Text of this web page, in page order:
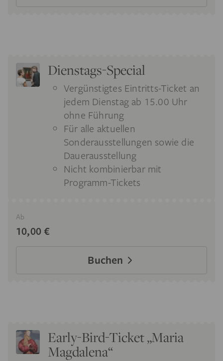
Dienstags-Special
Vergünstigtes Eintritts-Ticket an
jedem Dienstag ab 15.00 Uhr
ohne Führung
Für alle aktuellen
Sonderausstellungen sowie die
Dauerausstellung
Nicht kombinierbar mit
Programm-Tickets
Ab
10,00 €
Buchen
Early-Bird-Ticket „Maria
Magdalena“